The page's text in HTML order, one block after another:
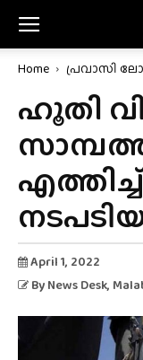
Home പ്രവാസി
ഹൂതി
April 1, 2022
By News Desk,